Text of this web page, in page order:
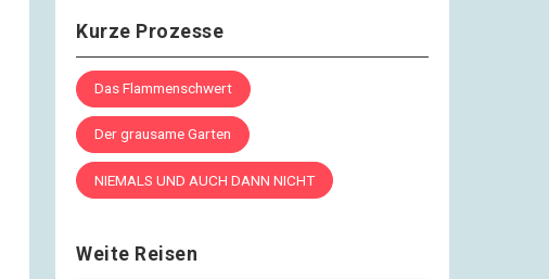
Kurze Prozesse
Das Flammenschwert
Der grausame Garten
NIEMALS UND AUCH DANN NICHT
Weite Reisen